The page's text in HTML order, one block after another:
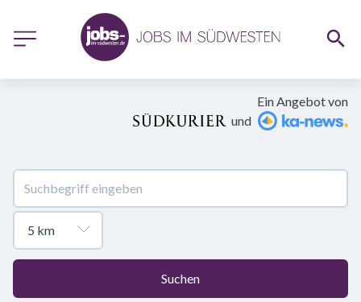
Ein Angebot von
und
Suchen